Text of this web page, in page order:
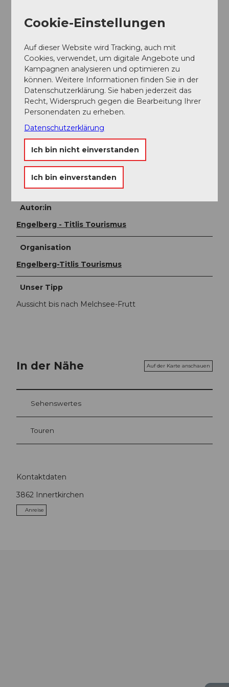
Nationale und internationale Verbindungen (ab Zürich
1h Fahrzeit) bis Luzern.Danach mit der Zentralbahn in
43 Minuten durch abwechslungsreiche Landschaft
und Schluchten hinauf nach Engelberg.
Weitere Infos / Links
Mountainbike Verhaltenskodex
Bikeshops
Bikeschulen und Guiding
Bikehotels
Bike Transport
Bike wash
Autor:in
Engelberg - Titlis Tourismus
Organisation
Engelberg-Titlis Tourismus
Unser Tipp
Aussicht bis nach Melchsee-Frutt
In der Nähe Auf der Karte anschauen
Sehenswertes
Touren
Kontaktdaten
3862 Innertkirchen
Anreise
Cookie-Einstellungen
Auf dieser Website wird Tracking, auch mit
Cookies, verwendet, um digitale Angebote und
Kampagnen analysieren und optimieren zu
können. Weitere Informationen finden Sie in der
Datenschutzerklärung. Sie haben jederzeit das
Recht, Widerspruch gegen die Bearbeitung Ihrer
Personendaten zu erheben.
Datenschutzerklärung
Ich bin nicht einverstanden
Ich bin einverstanden